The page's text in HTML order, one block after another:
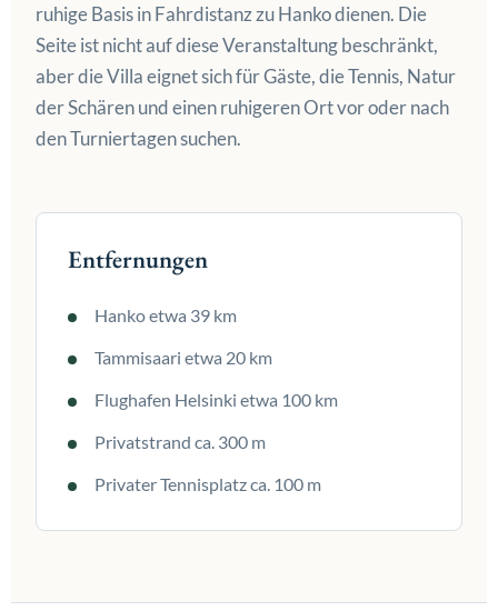
ruhige Basis in Fahrdistanz zu Hanko dienen. Die
Seite ist nicht auf diese Veranstaltung beschränkt,
aber die Villa eignet sich für Gäste, die Tennis, Natur
der Schären und einen ruhigeren Ort vor oder nach
den Turniertagen suchen.
Entfernungen
Hanko etwa 39 km
Tammisaari etwa 20 km
Flughafen Helsinki etwa 100 km
Privatstrand ca. 300 m
Privater Tennisplatz ca. 100 m